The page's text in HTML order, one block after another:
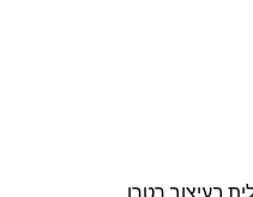
בעיצוב רטרו